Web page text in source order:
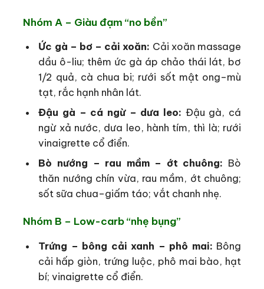
Nhóm A – Giàu đạm “no bền”
Ức gà – bơ – cải xoăn: Cải xoăn massage
dầu ô-liu; thêm ức gà áp chảo thái lát, bơ
1/2 quả, cà chua bi; rưới sốt mật ong–mù
tạt, rắc hạnh nhân lát.
Đậu gà – cá ngừ – dưa leo: Đậu gà, cá
ngừ xả nước, dưa leo, hành tím, thì là; rưới
vinaigrette cổ điển.
Bò nướng – rau mầm – ớt chuông: Bò
thăn nướng chín vừa, rau mầm, ớt chuông;
sốt sữa chua–giấm táo; vắt chanh nhẹ.
Nhóm B – Low-carb “nhẹ bụng”
Trứng – bông cải xanh – phô mai: Bông
cải hấp giòn, trứng luộc, phô mai bào, hạt
bí; vinaigrette cổ điển.